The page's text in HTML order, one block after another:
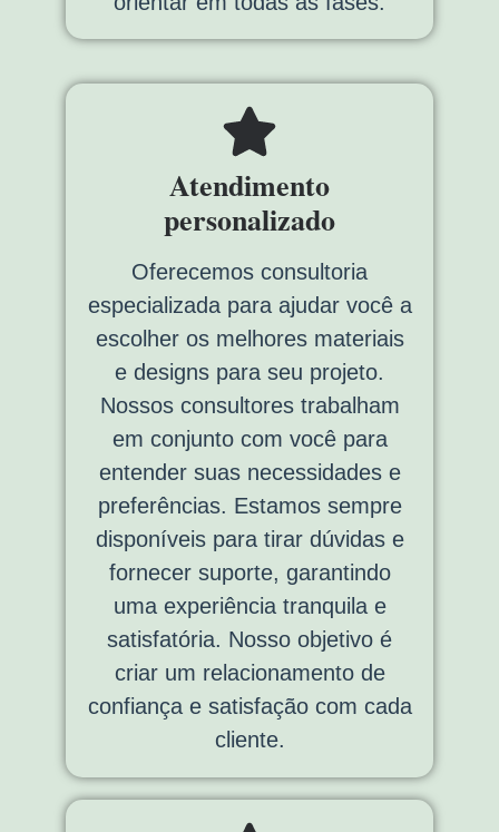
Atendimento
personalizado
Oferecemos consultoria
especializada para ajudar você a
escolher os melhores materiais
e designs para seu projeto.
Nossos consultores trabalham
em conjunto com você para
entender suas necessidades e
preferências. Estamos sempre
disponíveis para tirar dúvidas e
fornecer suporte, garantindo
uma experiência tranquila e
satisfatória. Nosso objetivo é
criar um relacionamento de
confiança e satisfação com cada
cliente.